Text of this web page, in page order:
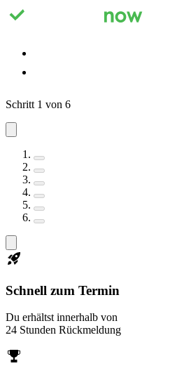
Schritt 1 von 6
Schnell zum Termin
Du erhältst innerhalb von
24 Stunden Rückmeldung